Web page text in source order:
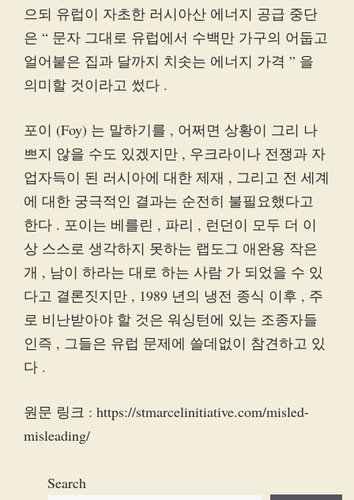
으되 유럽이 자초한 러시아산 에너지 공급 중단
은 “ 문자 그대로 유럽에서 수백만 가구의 어둡고
얼어붙은 집과 달까지 치솟는 에너지 가격 ” 을
의미할 것이라고 썼다 .
포이 (Foy) 는 말하기를 , 어쩌면 상황이 그리 나
쁘지 않을 수도 있겠지만 , 우크라이나 전쟁과 자
업자득이 된 러시아에 대한 제재 , 그리고 전 세계
에 대한 궁극적인 결과는 순전히 불필요했다고
한다 . 포이는 베를린 , 파리 , 런던이 모두 더 이
상 스스로 생각하지 못하는 랩도그 애완용 작은
개 , 남이 하라는 대로 하는 사람 가 되었을 수 있
다고 결론짓지만 , 1989 년의 냉전 종식 이후 , 주
로 비난받아야 할 것은 워싱턴에 있는 조종자들
인즉 , 그들은 유럽 문제에 쓸데없이 참견하고 있
다 .
원문 링크 : https://stmarcelinitiative.com/misled-
misleading/
Search